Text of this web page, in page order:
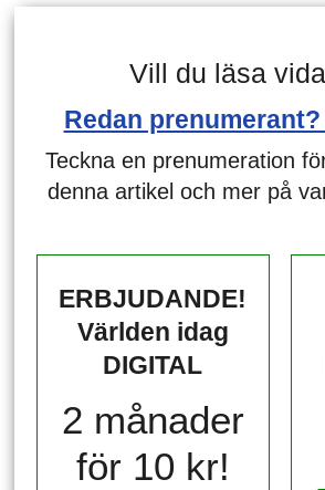
Vill du läsa
Redan
Teckna en prenumeration
denna artikel och mer på
ERBJUDANDE!
Världen idag
DIGITAL
2 månader
för 10 kr!